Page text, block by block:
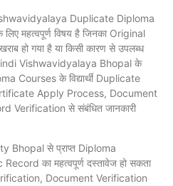
Duplicate Diploma
महत्वपूर्ण विषय है जिनका Original
हो गया है या किसी कारण से उपलब्ध
Vishwavidyalaya Bhopal के
Courses के विद्यार्थी Duplicate
Apply Process, Document
Verification से संबंधित जानकारी
Bhopal से प्राप्त Diploma
का महत्वपूर्ण दस्तावेज हो सकता
Document Verification